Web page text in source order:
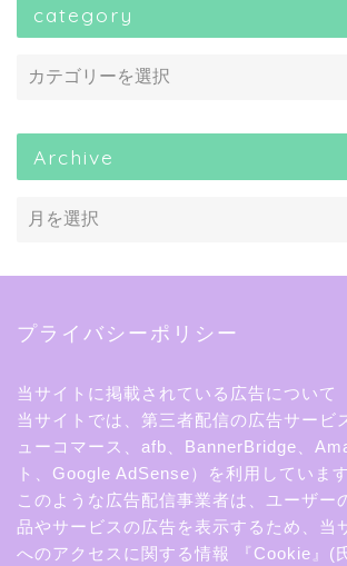
category
Archive
プライバシーポリシー
当サイトに掲載されている広告について
当サイトでは、第三者配信の広告サービ
ューコマース、afb、BannerBridge、
ト、Google AdSense）を利用しています
このような広告配信事業者は、ユーザー
品やサービスの広告を表示するため、当
へのアクセスに関する情報 『Cookie』(